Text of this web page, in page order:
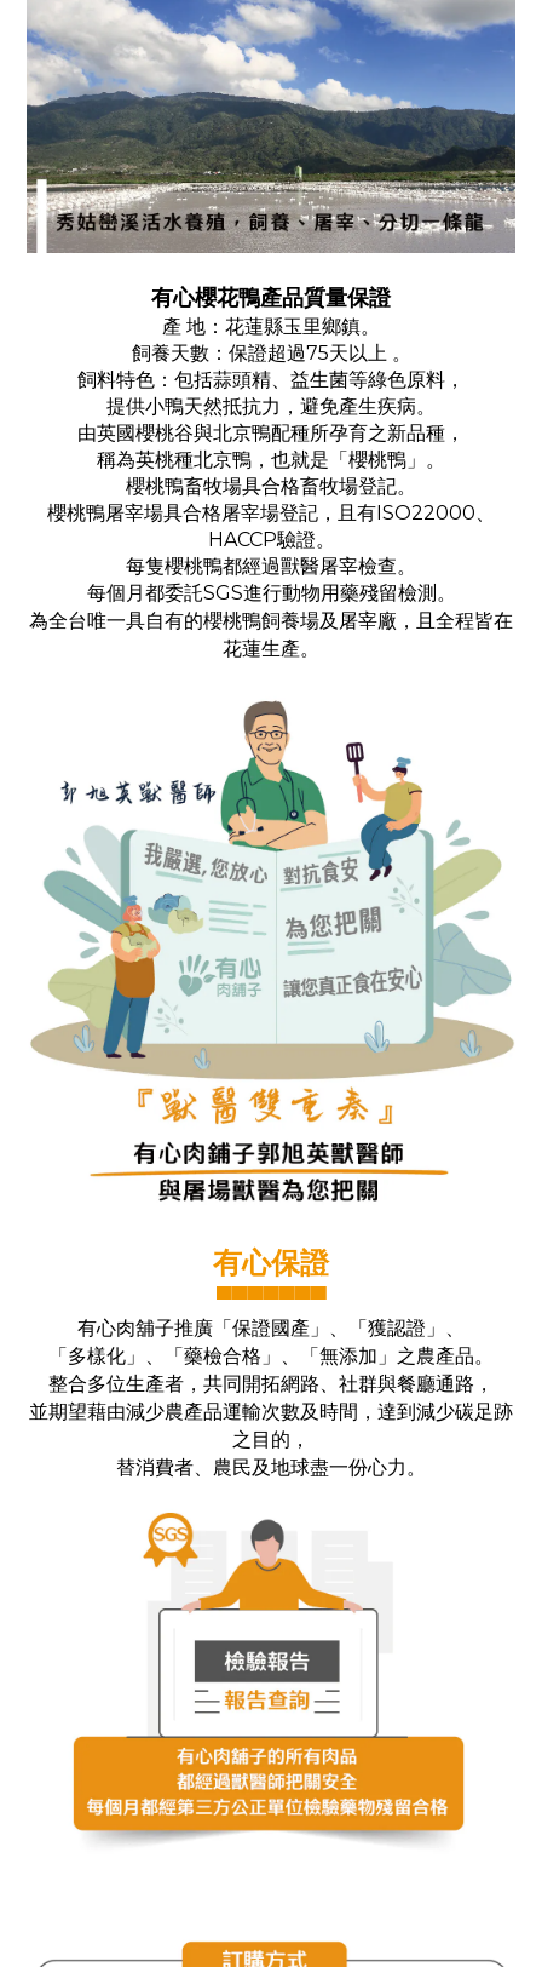
有心櫻花鴨產品質量保證
產 地：花蓮縣玉里鄉鎮。
飼養天數：保證超過75天以上 。
飼料特色：包括蒜頭精、益生菌等綠色原料，
提供小鴨天然抵抗力，避免產生疾病。
由英國櫻桃谷與北京鴨配種所孕育之新品種，
稱為英桃種北京鴨，也就是「櫻桃鴨」。
櫻桃鴨畜牧場具合格畜牧場登記。
櫻桃鴨屠宰場具合格屠宰場登記，且有ISO22000、
HACCP驗證。
每隻櫻桃鴨都經過獸醫屠宰檢查。
每個月都委託SGS進行動物用藥殘留檢測。
為全台唯一具自有的櫻桃鴨飼養場及屠宰廠，且全程皆在
花蓮生產。
有心保證
▀▀▀▀▀▀▀
有心肉舖子推廣「保證國產」、「獲認證」、
「多樣化」、「藥檢合格」、「無添加」之農產品。
整合多位生產者，共同開拓網路、社群與餐廳通路，
並期望藉由減少農產品運輸次數及時間，達到減少碳足跡
之目的，
替消費者、農民及地球盡一份心力。